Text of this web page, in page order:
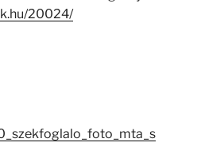
20024/